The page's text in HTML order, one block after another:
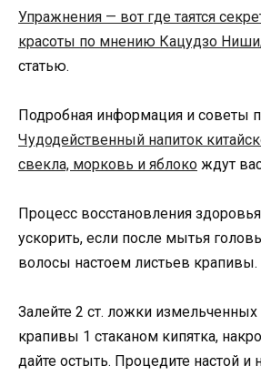
Упражнения — вот где таятся
красоты по мнению Кацудзо Ниши
статью.
Подробная информация и советы
Чудодейственный напиток
свекла, морковь и яблоко ждут
Процесс восстановления
ускорить, если после мытья
волосы настоем листьев крапивы.
Залейте 2 ст. ложки измельченных
крапивы 1 стаканом кипятка,
дайте остыть. Процедите настой и